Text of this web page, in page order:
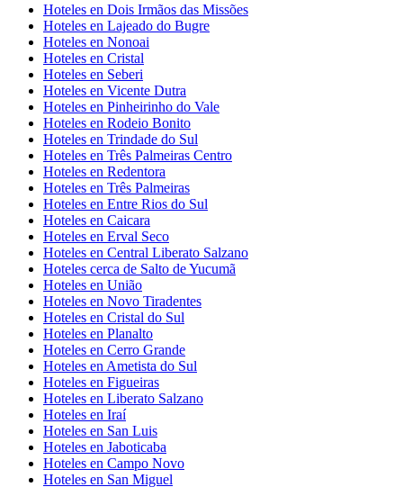
Hoteles en Dois Irmãos das Missões
Hoteles en Lajeado do Bugre
Hoteles en Nonoai
Hoteles en Cristal
Hoteles en Seberi
Hoteles en Vicente Dutra
Hoteles en Pinheirinho do Vale
Hoteles en Rodeio Bonito
Hoteles en Trindade do Sul
Hoteles en Três Palmeiras Centro
Hoteles en Redentora
Hoteles en Três Palmeiras
Hoteles en Entre Rios do Sul
Hoteles en Caicara
Hoteles en Erval Seco
Hoteles en Central Liberato Salzano
Hoteles cerca de Salto de Yucumã
Hoteles en União
Hoteles en Novo Tiradentes
Hoteles en Cristal do Sul
Hoteles en Planalto
Hoteles en Cerro Grande
Hoteles en Ametista do Sul
Hoteles en Figueiras
Hoteles en Liberato Salzano
Hoteles en Iraí
Hoteles en San Luis
Hoteles en Jaboticaba
Hoteles en Campo Novo
Hoteles en San Miguel